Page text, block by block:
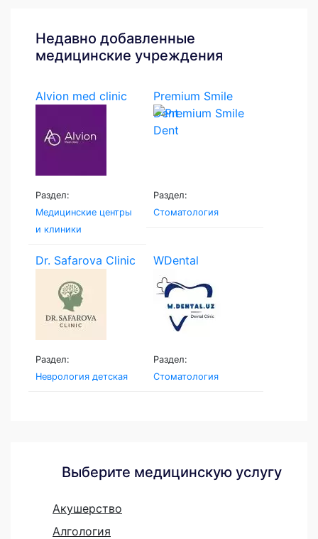
Недавно добавленные
медицинские учреждения
Alvion med clinic
Раздел:
Медицинские центры
и клиники
Premium Smile
Dent
Раздел:
Стоматология
Dr. Safarova Clinic
Раздел:
Неврология детская
WDental
Раздел:
Стоматология
Выберите медицинскую услугу
Акушерство
Алгология